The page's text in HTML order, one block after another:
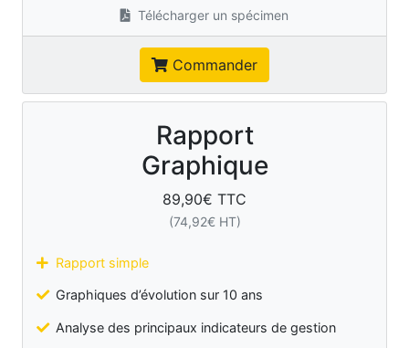
Télécharger un spécimen
Commander
Rapport
Graphique
89,90€ TTC
(74,92€ HT)
Rapport simple
Graphiques d’évolution sur 10 ans
Analyse des principaux indicateurs de gestion